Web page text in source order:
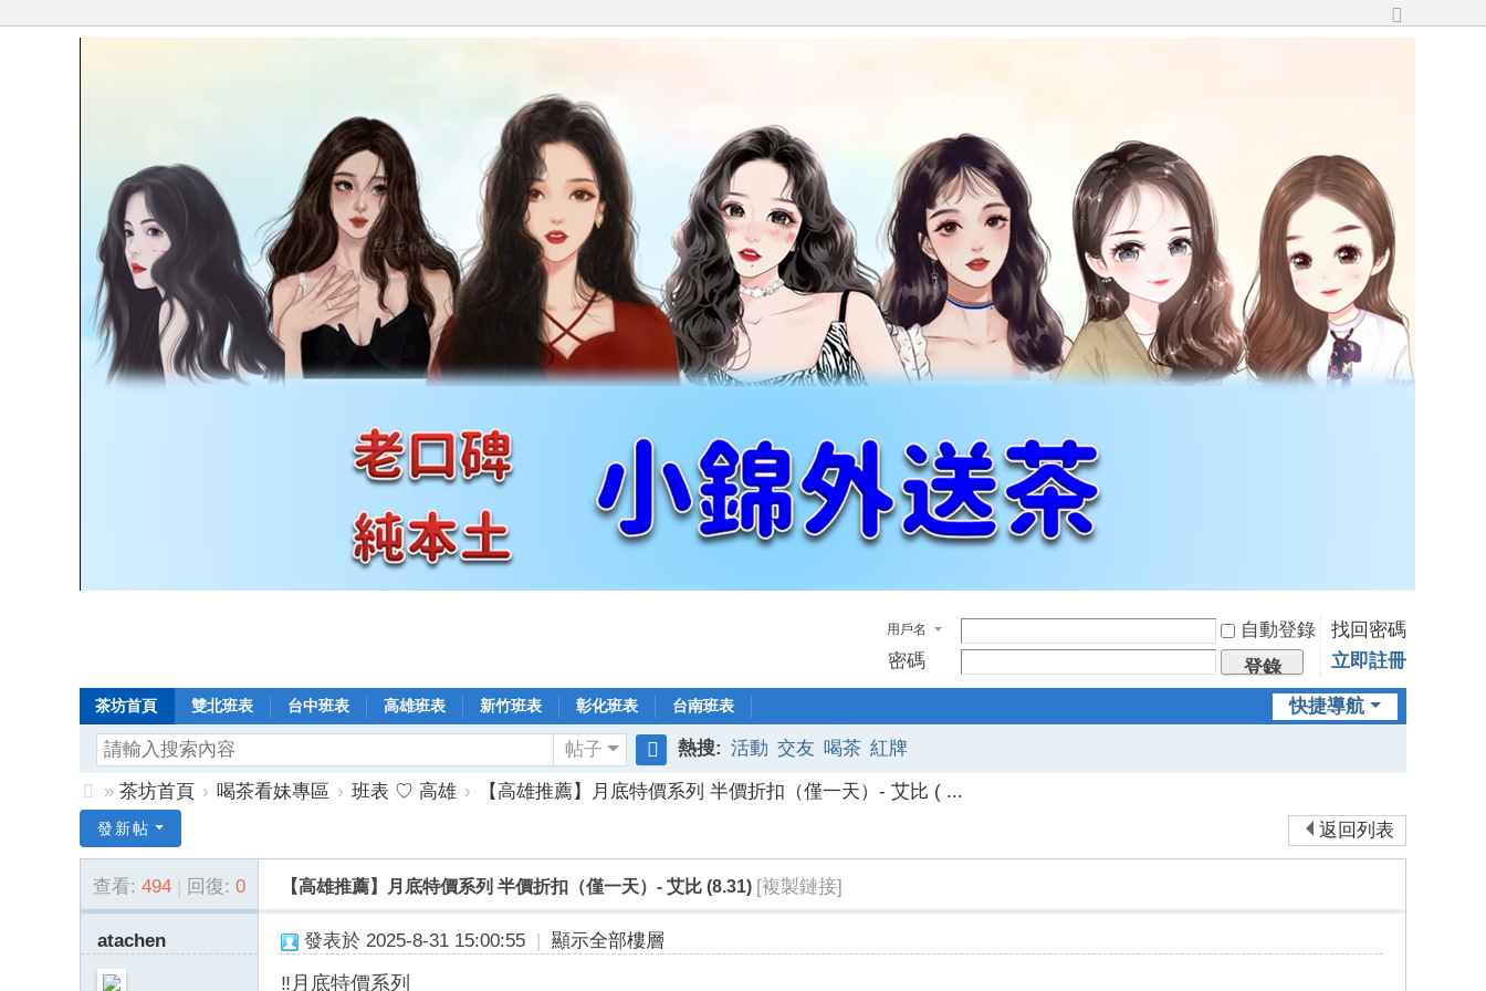
切
用戶名 自動登錄
找回密碼
密碼
登錄 立即註冊
快捷導航
茶坊首頁 雙北班表 台中班表 高雄班表 新竹班表 彰化班表 台南班表
帖子
搜
熱搜: 活動 交友 喝茶 紅牌
年
老
口
碑
» 茶坊首頁 › 喝茶看妹專區 › 班表 ♡ 高雄 ›
【高雄推薦】月底特價系列 半價折扣（僅一天）- 艾比 ( ...
返回列表
發新帖
查看: 494 | 回復: 0 【高雄推薦】月底特價系列 半價折扣（僅一天）- 艾比 (8.31) [複製鏈接]
atachen 發表於 2025-8-31 15:00:55 | 顯示全部樓層
‼️月底特價系列